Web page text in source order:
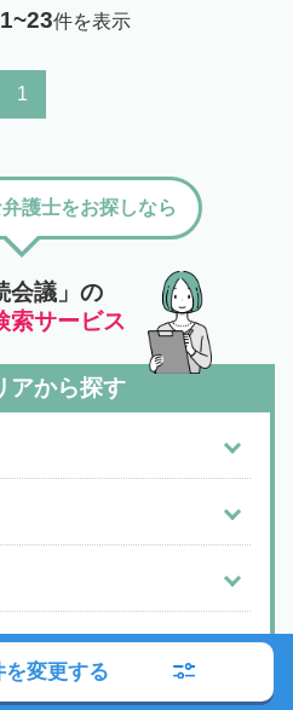
1~23件を表示
1
会議」の
索サービス
護士をお探しなら
アから探す
を変更する